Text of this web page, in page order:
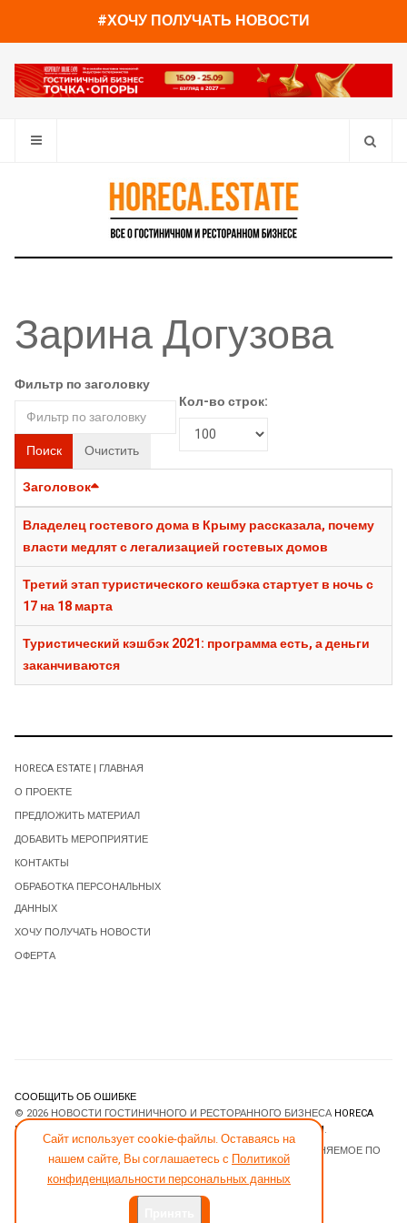
#ХОЧУ ПОЛУЧАТЬ НОВОСТИ
Зарина Догузова
Фильтр по заголовку
Поиск Очистить
Кол-во строк:
Заголовок
Владелец гостевого дома в Крыму рассказала, почему
власти медлят с легализацией гостевых домов
Третий этап туристического кешбэка стартует в ночь с
17 на 18 марта
Туристический кэшбэк 2021: программа есть, а деньги
заканчиваются
Сайт использует cookie-файлы. Оставаясь на
нашем сайте, Вы соглашаетесь с Политикой
конфиденциальности персональных данных
HORECA ESTATE | ГЛАВНАЯ
О ПРОЕКТЕ
ПРЕДЛОЖИТЬ МАТЕРИАЛ
ДОБАВИТЬ МЕРОПРИЯТИЕ
КОНТАКТЫ
ОБРАБОТКА ПЕРСОНАЛЬНЫХ
ДАННЫХ
ХОЧУ ПОЛУЧАТЬ НОВОСТИ
ОФЕРТА
СООБЩИТЬ ОБ ОШИБКЕ
© 2026 НОВОСТИ ГОСТИНИЧНОГО И РЕСТОРАННОГО БИЗНЕСА HORECA
ESTATE
JOOMLART.COM.
- ПРОГРАММНОЕ ОБЕСПЕЧЕНИЕ, РАСПРОСТРАНЯЕМОЕ ПО
ЛИЦЕНЗИИGNU GENERAL PUBLIC LICENSE